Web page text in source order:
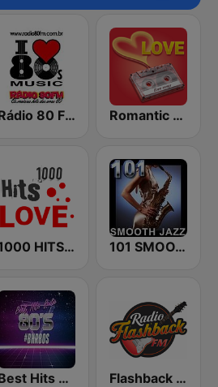
Rádio 80 FM - Anos 80 Romantic Vibes
1000 HITS Love 101 SMOOTH JAZZ
Best Hits Radio 80's Flashback FM